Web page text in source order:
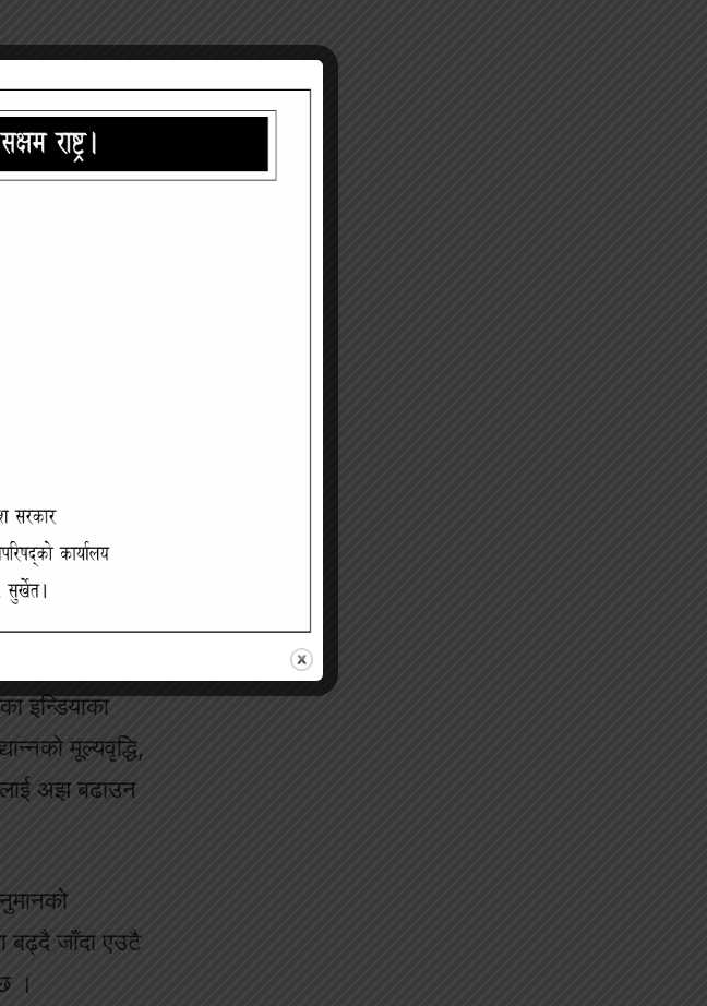
पनि रहेको छ ।
जल सञ्चय
नटिक्नुले मनसुन
जनाउँछ,”
प्रतिकार्य
प्रमुख नीरा
र स्थानीय
ग्रामीण र
इन्डियाका
मूल्यवृद्धि,
अझ बढाउन
बढ्दै जाँदा एउटै
।